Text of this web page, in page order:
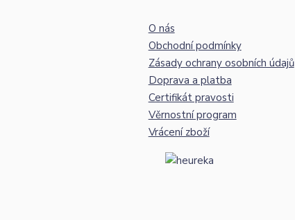
O nás
Obchodní podmínky
Zásady ochrany osobních údajů
Doprava a platba
Certifikát pravosti
Věrnostní program
Vrácení zboží